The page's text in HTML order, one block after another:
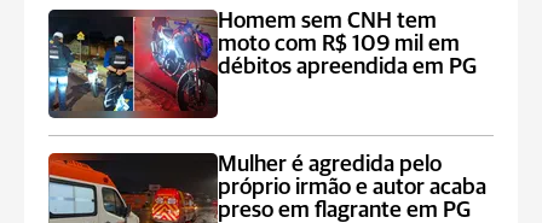
Homem sem CNH tem
moto com R$ 109 mil em
débitos apreendida em PG
Mulher é agredida pelo
próprio irmão e autor acaba
preso em flagrante em PG